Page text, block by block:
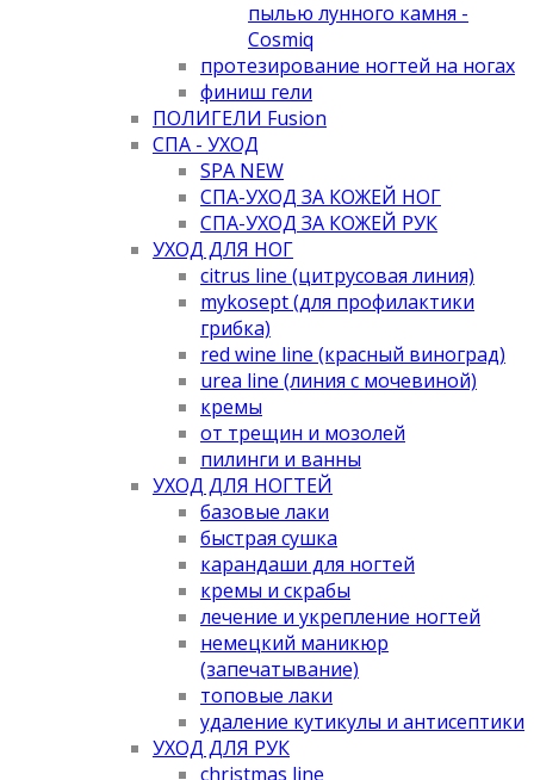
пылью лунного камня -
Cosmiq
протезирование ногтей на ногах
финиш гели
ПОЛИГЕЛИ Fusion
СПА - УХОД
SPA NEW
СПА-УХОД ЗА КОЖЕЙ НОГ
СПА-УХОД ЗА КОЖЕЙ РУК
УХОД ДЛЯ НОГ
citrus line (цитрусовая линия)
mykosept (для профилактики
грибка)
red wine line (красный виноград)
urea line (линия с мочевиной)
кремы
от трещин и мозолей
пилинги и ванны
УХОД ДЛЯ НОГТЕЙ
базовые лаки
быстрая сушка
карандаши для ногтей
кремы и скрабы
лечение и укрепление ногтей
немецкий маникюр
(запечатывание)
топовые лаки
удаление кутикулы и антисептики
УХОД ДЛЯ РУК
christmas line